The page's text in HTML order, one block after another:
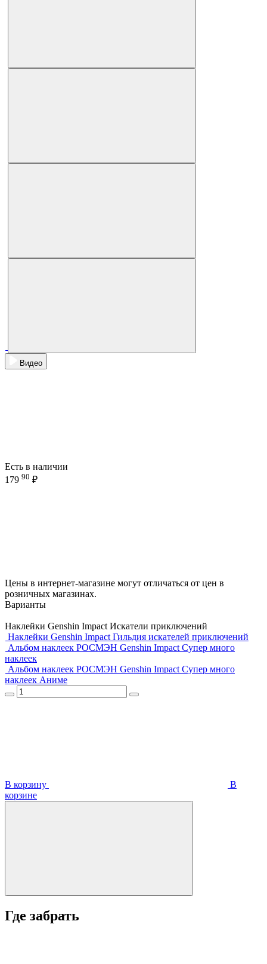
Видео
Есть в наличии
179 90 ₽
Цены в интернет-магазине могут отличаться от цен в
розничных магазинах.
Варианты
Наклейки Genshin Impact Искатели приключений
Наклейки Genshin Impact Гильдия искателей приключений
Альбом наклеек РОСМЭН Genshin Impact Супер много
наклеек
Альбом наклеек РОСМЭН Genshin Impact Супер много
наклеек Аниме
В корзину
В
корзинe
Где забрать